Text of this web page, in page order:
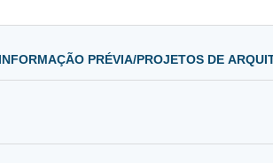
B – DOCUMENTOS QUE DEVEM INSTRUIR O